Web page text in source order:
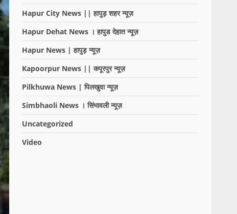
Hapur City News || हापुड़ शहर न्यूज़
Hapur Dehat News । हापुड देहात न्यूज़
Hapur News | हापुड़ न्यूज़
Kapoorpur News || कपूरपुर न्यूज़
Pilkhuwa News | पिलखुवा न्यूज़
Simbhaoli News । सिंभावली न्यूज़
Uncategorized
Video